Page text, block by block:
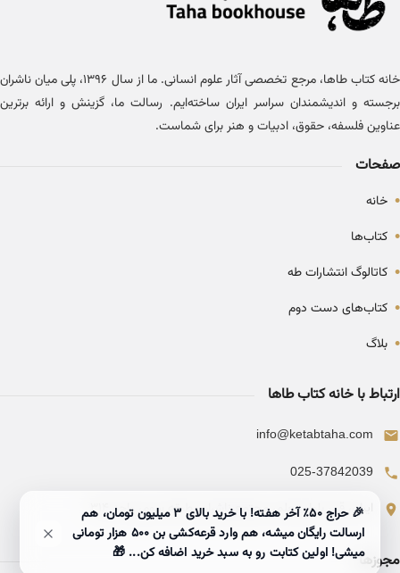
خانه کتاب طاها، مرجع تخصصی آثار علوم انسانی. ما از سال ۱۳۹۶، پلی میان ناشران
برجسته و اندیشمندان سراسر ایران ساخته‌ایم. رسالت ما، گزینش و ارائه برترین
عناوین فلسفه، حقوق، ادبیات و هنر برای شماست.
صفحات
• خانه
• کتاب‌ها
• کاتالوگ انتشارات طه
• کتاب‌های دست دوم
• بلاگ
ارتباط با خانه کتاب طاها
info@ketabtaha.com
025-37842039
ایران، قم، بلوار معلم، مجتمع ناشران، طبقه سوم، واحد ۳۱۴
مجوزها
🎉 حراج ۵۰٪ آخر هفته! با خرید بالای 3 میلیون تومان، هم
ارسالت رایگان میشه، هم وارد قرعه‌کشی بن ۵۰۰ هزار تومانی
میشی! اولین کتابت رو به سبد خرید اضافه کن... 🎁